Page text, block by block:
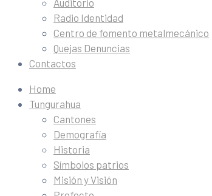
Auditorio
Radio Identidad
Centro de fomento metalmecánico
Quejas Denuncias
Contactos
Home
Tungurahua
Cantones
Demografía
Historia
Símbolos patrios
Misión y Visión